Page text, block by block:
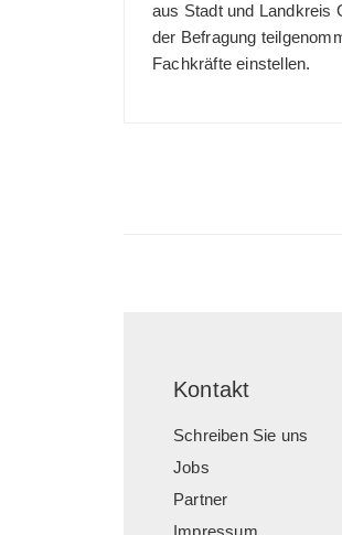
aus Stadt und Landkreis
der Befragung
Fachkräfte einstellen.
Kontakt
Schreiben Sie uns
Jobs
Partner